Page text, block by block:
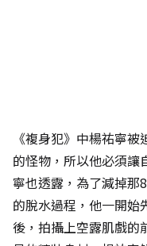
《複身犯》中楊祐寧
的怪物，所以他必須讓
寧也透露，為了減掉那
的脫水過程，他一開始
後，拍攝上空露肌戲的